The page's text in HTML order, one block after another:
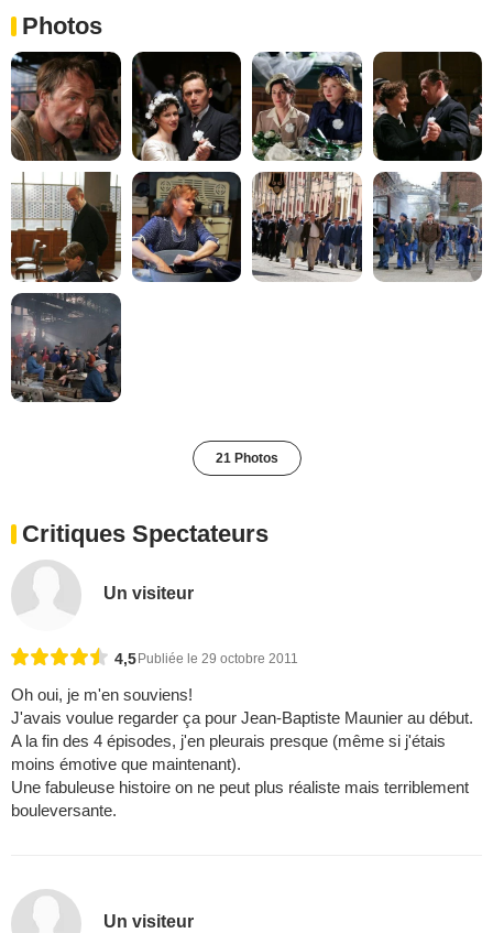
Photos
21 Photos
Critiques Spectateurs
Un visiteur
4,5Publiée le 29 octobre 2011
Oh oui, je m'en souviens!
J'avais voulue regarder ça pour Jean-Baptiste Maunier au début.
A la fin des 4 épisodes, j'en pleurais presque (même si j'étais
moins émotive que maintenant).
Une fabuleuse histoire on ne peut plus réaliste mais terriblement
bouleversante.
Un visiteur